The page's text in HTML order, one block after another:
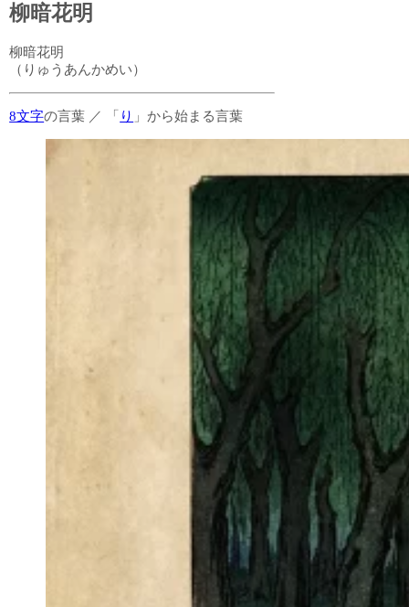
柳暗花明
柳暗花明
（りゅうあんかめい）
8文字の言葉 ／ 「 り 」から始まる言葉